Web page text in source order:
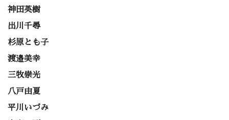
神田英樹
出川千尋
杉原とも子
渡邉美幸
三牧崇光
八戸由夏
平川いづみ